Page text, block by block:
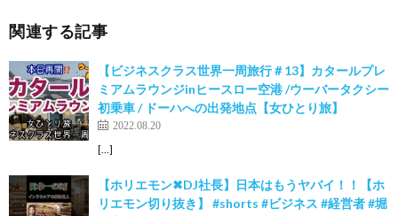
関連する記事
【ビジネスクラス世界一周旅行＃13】カタールプレ
ミアムラウンジinヒースロー空港 /ウーバータクシー
初乗車 / ドーハへの出発地点【女ひとり旅】
2022.08.20
[…]
【ホリエモン✖DJ社長】日本はもうヤバイ！！【ホ
リエモン切り抜き】 #shorts #ビジネス #経営者 #堀